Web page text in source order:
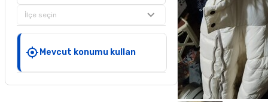
İlçe seçin
Mevcut konumu kullan